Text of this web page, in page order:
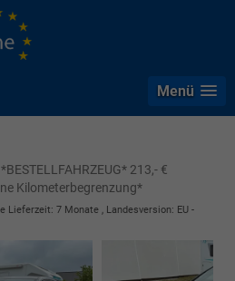
Menü
213,- €
Kilometerbegrenzung*
Lieferzeit: 7 Monate , Landesversion: EU -